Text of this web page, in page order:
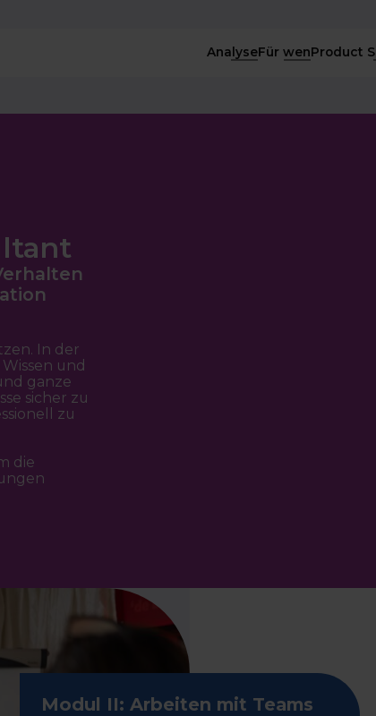
AnalyseFür wenProduct
In der
und
ganze
sicher zu
zu
die
Modul II: Arbeiten mit Teams